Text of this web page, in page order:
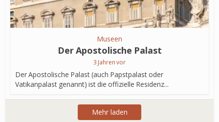
Museen
Der Apostolische Palast
3 Jahren vor
Der Apostolische Palast (auch Papstpalast oder
Vatikanpalast genannt) ist die offizielle Residenz...
Mehr laden